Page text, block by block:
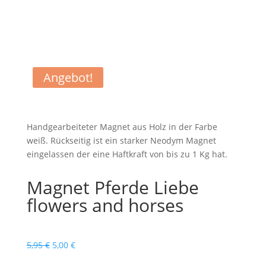
Angebot!
Handgearbeiteter Magnet aus Holz in der Farbe
weiß. Rückseitig ist ein starker Neodym Magnet
eingelassen der eine Haftkraft von bis zu 1 Kg hat.
Magnet Pferde Liebe
flowers and horses
5,95€ Ursprünglicher
5,00 €Aktueller